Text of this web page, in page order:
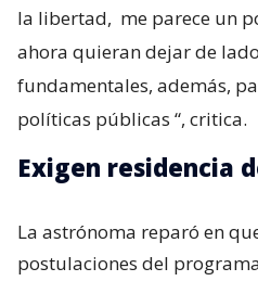
la libertad, me parece un
ahora quieran dejar de
fundamentales, además,
políticas públicas “, critica.
Exigen residencia
La astrónoma reparó en
postulaciones del